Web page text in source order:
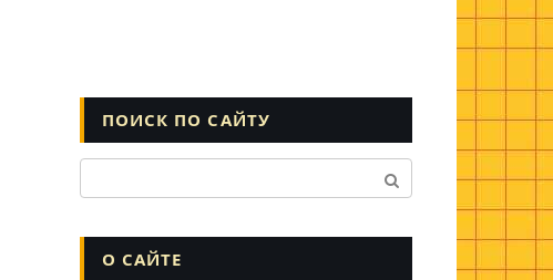
ПОИСК ПО САЙТУ
О САЙТЕ